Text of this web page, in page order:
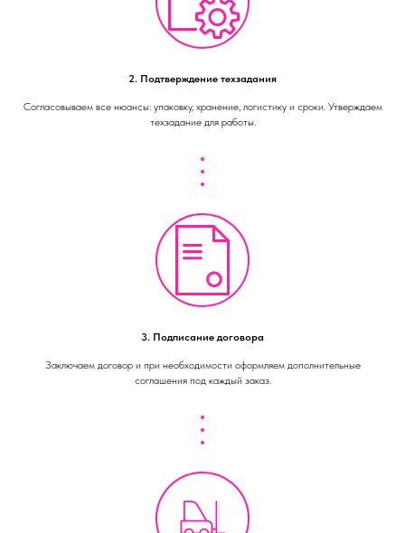
2. Подтверждение техзадания
Согласовываем все нюансы: упаковку, хранение, логистику и сроки. Утверждаем
техзадание для работы.
3. Подписание договора
Заключаем договор и при необходимости оформляем дополнительные
соглашения под каждый заказ.